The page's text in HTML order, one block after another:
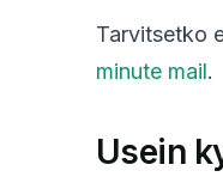
Tarvitsetko
minute mail.
Usein